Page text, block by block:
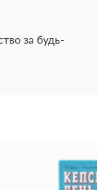
за будь-